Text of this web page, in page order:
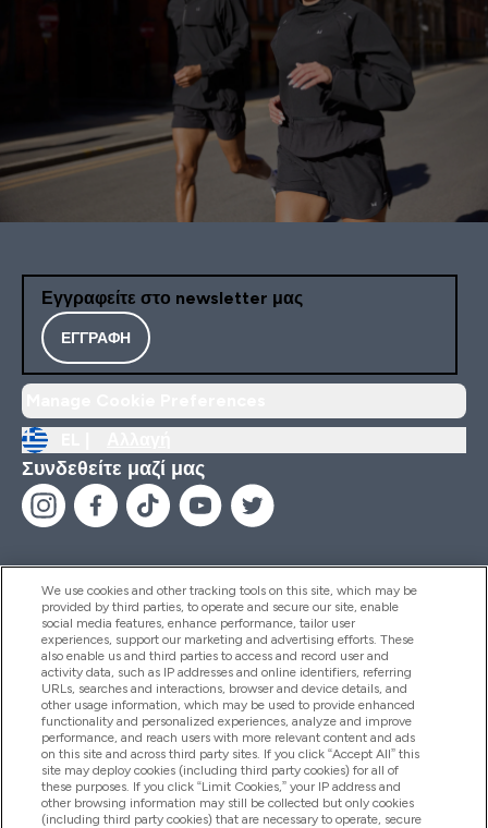
Εγγραφείτε στο newsletter μας
ΕΓΓΡΑΦΉ
Συνδεθείτε μαζί μας
Βοήθεια & Πληροφορίες
Προϊόντα
Εταιρικές Πληροφορίες
We use cookies and other tracking tools on this site, which may be
provided by third parties, to operate and secure our site, enable
social media features, enhance performance, tailor user
experiences, support our marketing and advertising efforts. These
also enable us and third parties to access and record user and
activity data, such as IP addresses and online identifiers, referring
URLs, searches and interactions, browser and device details, and
other usage information, which may be used to provide enhanced
functionality and personalized experiences, analyze and improve
performance, and reach users with more relevant content and ads
on this site and across third party sites. If you click “Accept All” this
site may deploy cookies (including third party cookies) for all of
these purposes. If you click “Limit Cookies,” your IP address and
other browsing information may still be collected but only cookies
(including third party cookies) that are necessary to operate, secure